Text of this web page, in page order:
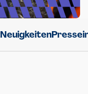
Neuigkeiten